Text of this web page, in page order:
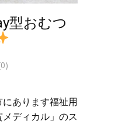
型おむつ
あります福祉用
ディカル」のス